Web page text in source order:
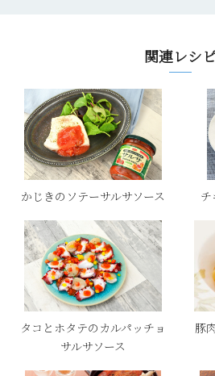
関連レシ
かじきのソテーサルサソース
タコとホタテのカルパッチョ
サルサソース
豚